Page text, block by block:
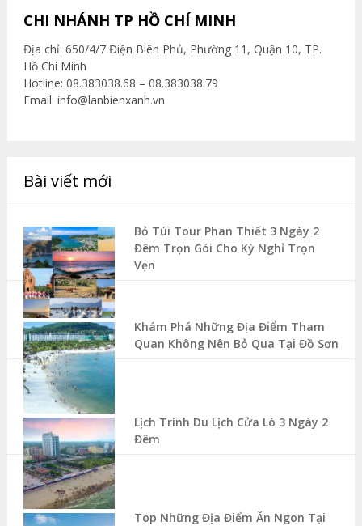
CHI NHÁNH TP HỒ CHÍ MINH
Địa chỉ: 650/4/7 Điện Biên Phủ, Phường 11, Quận 10, TP.
Hồ Chí Minh
Hotline: 08.383038.68 – 08.383038.79
Email: info@lanbienxanh.vn
Bài viết mới
Bỏ Túi Tour Phan Thiết 3 Ngày 2
Đêm Trọn Gói Cho Kỳ Nghỉ Trọn
Vẹn
Khám Phá Những Địa Điểm Tham
Quan Không Nên Bỏ Qua Tại Đồ Sơn
Lịch Trình Du Lịch Cửa Lò 3 Ngày 2
Đêm
Top Những Địa Điểm Ăn Ngon Tại